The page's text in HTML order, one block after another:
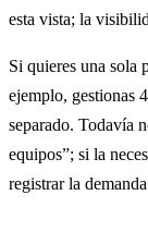
esta vista; la
Si quieres una sola
ejemplo, gestionas
separado. Todavía
equipos”; si la
registrar la